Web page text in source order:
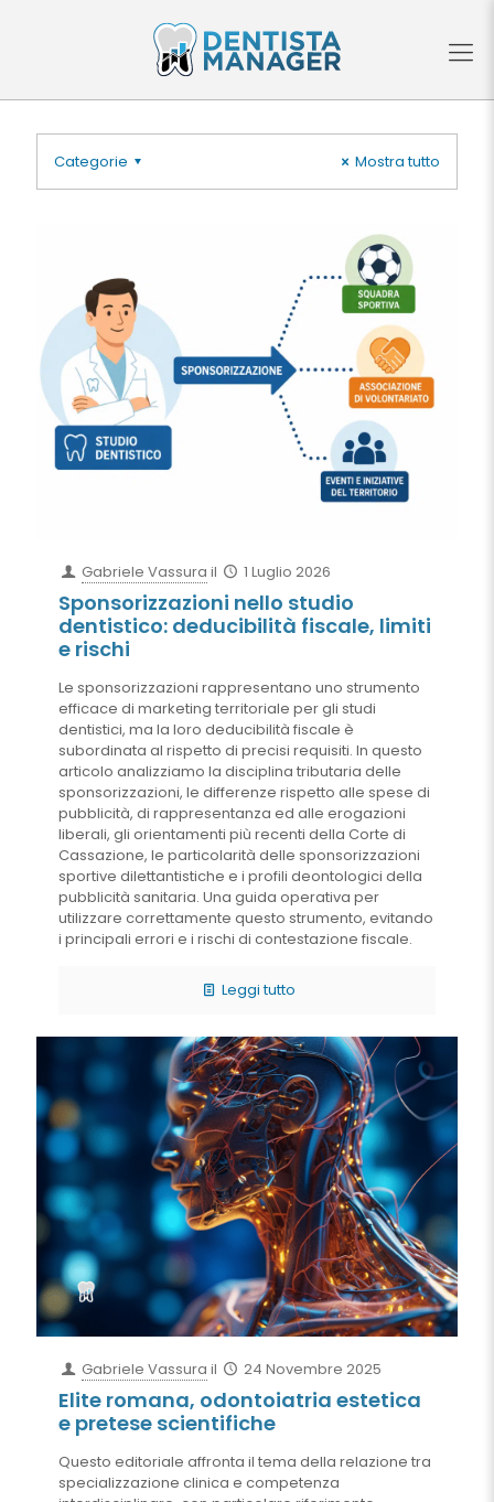
Categorie Mostra tutto
Gabriele Vassura il 1 Luglio 2026
Sponsorizzazioni nello studio
dentistico: deducibilità fiscale, limiti
e rischi
Le sponsorizzazioni rappresentano uno strumento
efficace di marketing territoriale per gli studi
dentistici, ma la loro deducibilità fiscale è
subordinata al rispetto di precisi requisiti. In questo
articolo analizziamo la disciplina tributaria delle
sponsorizzazioni, le differenze rispetto alle spese di
pubblicità, di rappresentanza ed alle erogazioni
liberali, gli orientamenti più recenti della Corte di
Cassazione, le particolarità delle sponsorizzazioni
sportive dilettantistiche e i profili deontologici della
pubblicità sanitaria. Una guida operativa per
utilizzare correttamente questo strumento, evitando
i principali errori e i rischi di contestazione fiscale.
Leggi tutto
Gabriele Vassura il 24 Novembre 2025
Elite romana, odontoiatria estetica
e pretese scientifiche
Questo editoriale affronta il tema della relazione tra
specializzazione clinica e competenza